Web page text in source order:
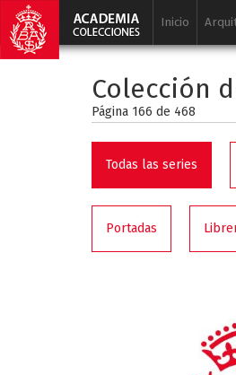
Inicio
Colección
Página 166 de 468
Todas las series
Portadas